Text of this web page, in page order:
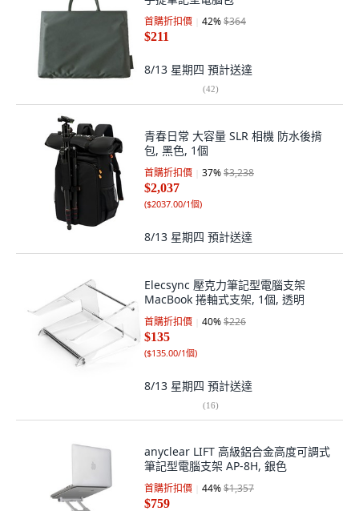
首購折扣價 42%$364
$211
8/13 星期四 預計送達
(42)
青春日常 大容量 SLR 相機 防水後揹
包, 黑色, 1個
首購折扣價 37%$3,238
$2,037
($2037.00/1個)
8/13 星期四 預計送達
Elecsync 壓克力筆記型電腦支架
MacBook 捲軸式支架, 1個, 透明
首購折扣價 40%$226
$135
($135.00/1個)
8/13 星期四 預計送達
(16)
anyclear LIFT 高級鋁合金高度可調式
筆記型電腦支架 AP-8H, 銀色
首購折扣價 44%$1,357
$759